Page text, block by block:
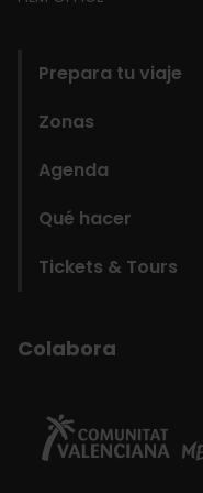
Prepara tu viaje
Zonas
Agenda
Qué hacer
Tickets & Tours
Colabora